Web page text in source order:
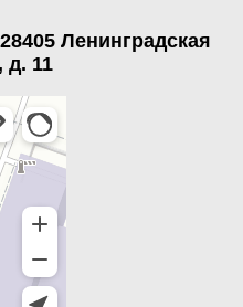
Ленинградская
д. 11